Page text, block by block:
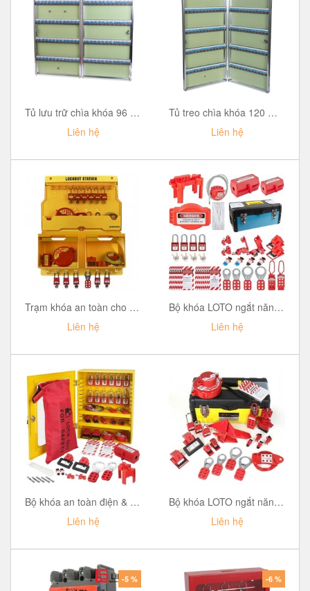
Tủ lưu trữ chìa khóa 96 móc treo chìa LOCKEY KB96
Liên hệ
Tủ treo chìa khóa 120 móc treo chìa LOCKEY KB120
Liên hệ
Trạm khóa an toàn cho khóa van và điện PROLOCKEY LG05
Liên hệ
Bộ khóa LOTO ngắt năng lượng PROLOCKEY LKT07A
Liên hệ
Bộ khóa an toàn điện & van 59 món của PROLOCKEY LK-X07-D41
Liên hệ
Bộ khóa LOTO ngắt năng lượng PROLOCKEY LKT07B
Liên hệ
-5 % -6 %